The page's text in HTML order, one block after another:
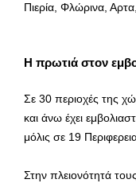
Πιερία, Φλώρινα,
Η πρωτιά στον
Σε 30 περιοχές της
και άνω έχει
μόλις σε 19
Στην πλειονότητά